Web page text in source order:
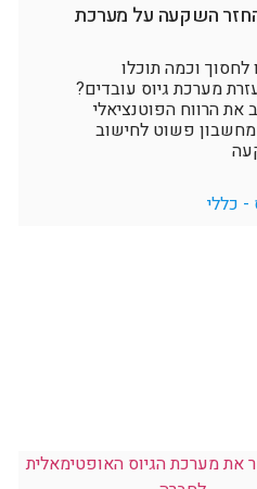
השקעה על מערכת
לחסוך וכמה תוכלו
מערכת גיוס עובדים?
את הרווח הפוטנציאלי
פשוט לחישוב
- כללי